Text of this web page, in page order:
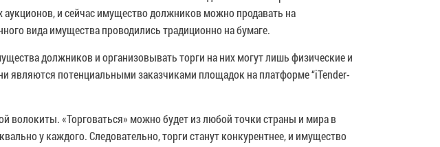
и сейчас имущество должников можно продавать на
вида имущества проводились традиционно на бумаге.
должников и организовывать торги на них могут лишь физические и
потенциальными заказчиками площадок на платформе “iTender-
волокиты. «Торговаться» можно будет из любой точки страны и мира в
у каждого. Следовательно, торги станут конкурентнее, и имущество